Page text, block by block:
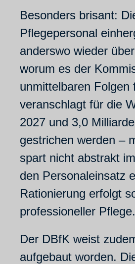
Besonders brisant:
Pflegepersonal
anderswo wieder
worum es der
unmittelbaren Folgen
veranschlagt für die
2027 und 3,0
gestrichen werden –
spart nicht abstrakt
den Personaleinsatz
Rationierung erfolgt
professioneller Pflege.
Der DBfK weist
aufgebaut worden.